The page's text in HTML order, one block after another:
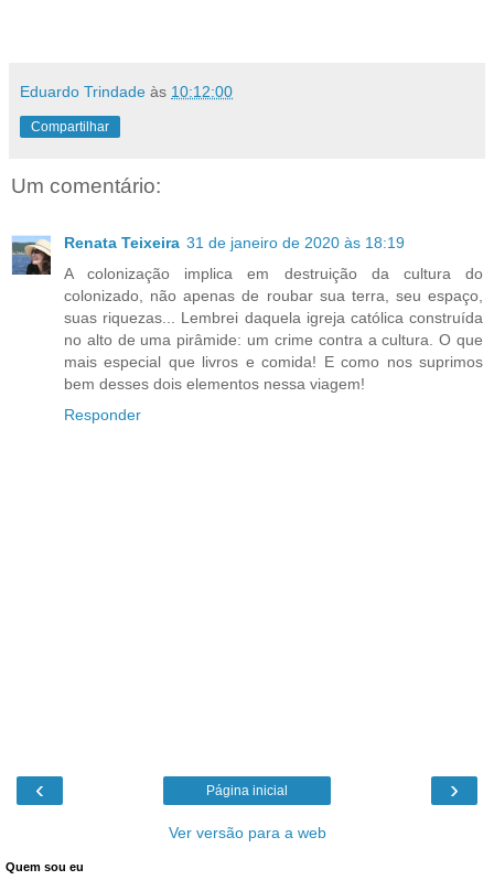
Eduardo Trindade às 10:12:00
Compartilhar
Um comentário:
Renata Teixeira 31 de janeiro de 2020 às 18:19
A colonização implica em destruição da cultura do
colonizado, não apenas de roubar sua terra, seu espaço,
suas riquezas... Lembrei daquela igreja católica construída
no alto de uma pirâmide: um crime contra a cultura. O que
mais especial que livros e comida! E como nos suprimos
bem desses dois elementos nessa viagem!
Responder
‹ ›
Página inicial
Ver versão para a web
Quem sou eu